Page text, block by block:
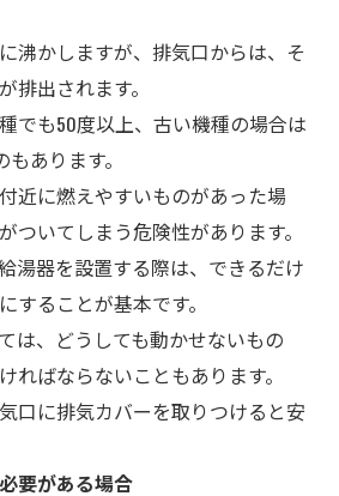
沸かしますが、排気口からは、そ
排出されます。
でも50度以上、古い機種の場合は
あります。
近に燃えやすいものがあった場
ついてしまう危険性があります。
湯器を設置する際は、できるだけ
することが基本です。
は、どうしても動かせないもの
ればならないこともあります。
口に排気カバーを取りつけると安
要がある場合